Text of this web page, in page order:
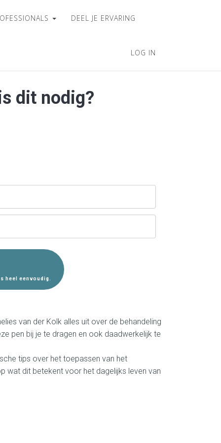
DEEL JE ERVARING
LOG IN
dit nodig?
heel eenvoudig.
van der Kolk alles uit over de behandeling
pen bij je te dragen en ook daadwerkelijk te
tips over het toepassen van het
wat dit betekent voor het dagelijks leven van